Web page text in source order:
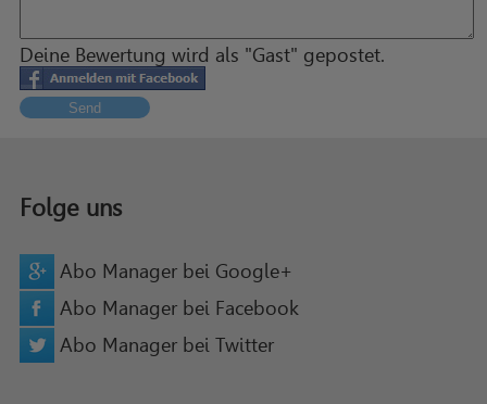
Deine Bewertung wird als "Gast" gepostet.
Send
Folge uns
Abo Manager bei Google+
Abo Manager bei Facebook
Abo Manager bei Twitter